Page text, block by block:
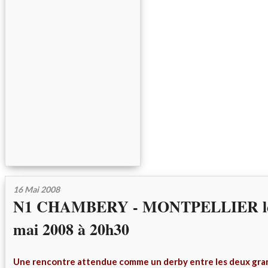
16 Mai 2008
N1 CHAMBERY - MONTPELLIER
mai 2008 à 20h30
Une rencontre attendue comme un derby entre les deux